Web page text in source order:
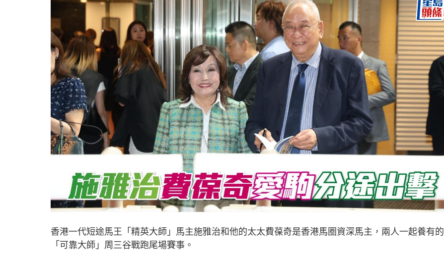
香港一代短途馬王「精英大師」馬主施雅治和他的太太費葆奇是香港馬圈資深馬主，兩人一起養有的
「可靠大師」周三谷戰跑尾場賽事。